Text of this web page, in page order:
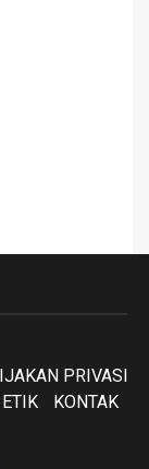
PRIVASI
ETIK KONTAK